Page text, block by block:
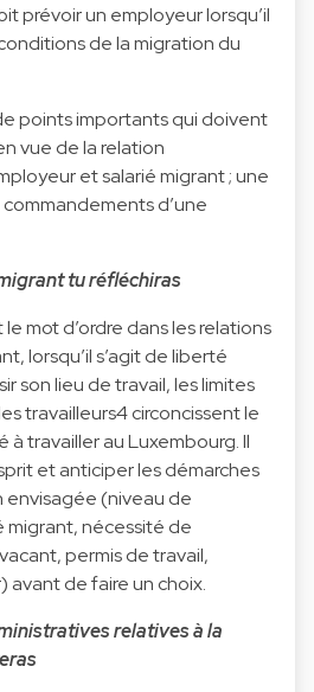
prévoir un employeur lorsqu’il
de la migration du
points importants qui doivent
vue de la relation
et salarié migrant ; une
d’une
tu réfléchiras
mot d’ordre dans les relations
lorsqu’il s’agit de liberté
son lieu de travail, les limites
travailleurs4 circoncissent le
à travailler au Luxembourg. Il
et anticiper les démarches
envisagée (niveau de
migrant, nécessité de
permis de travail,
avant de faire un choix.
relatives à la